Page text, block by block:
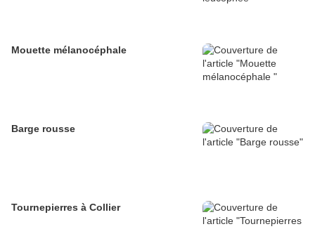
Mouette mélanocéphale
Barge rousse
Tournepierres à Collier